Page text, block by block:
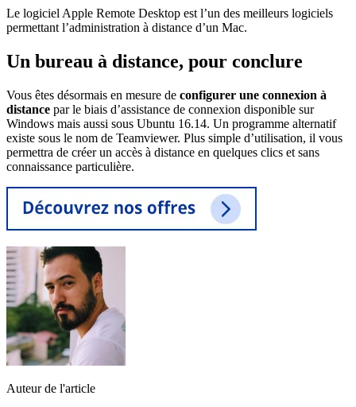
Le logiciel Apple Remote Desktop est l’un des meilleurs logiciels
permettant l’administration à distance d’un Mac.
Un bureau à distance, pour conclure
Vous êtes désormais en mesure de configurer une connexion à
distance par le biais d’assistance de connexion disponible sur
Windows mais aussi sous Ubuntu 16.14. Un programme alternatif
existe sous le nom de Teamviewer. Plus simple d’utilisation, il vous
permettra de créer un accès à distance en quelques clics et sans
connaissance particulière.
Auteur de l'article